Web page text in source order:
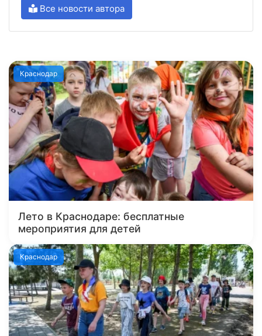
Все новости автора
Краснодар
Лето в Краснодаре: бесплатные
мероприятия для детей
Краснодар